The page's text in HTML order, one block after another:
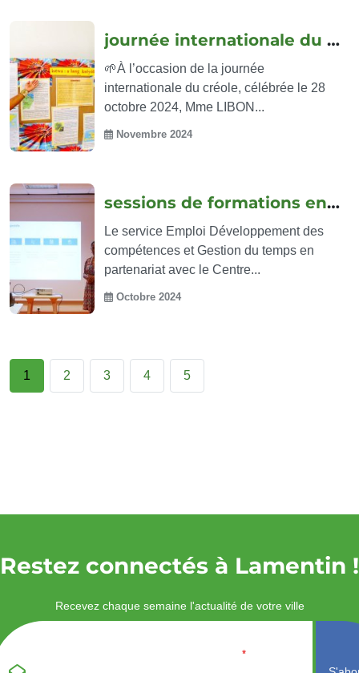
journée internationale du créole
🌱À l’occasion de la journée
internationale du créole, célébrée le 28
octobre 2024, Mme LIBON...
Novembre 2024
sessions de formations en interne
Le service Emploi Développement des
compétences et Gestion du temps en
partenariat avec le Centre...
Octobre 2024
1 2 3 4 5
Restez connectés à Lamentin !
Recevez chaque semaine l'actualité de votre ville
*